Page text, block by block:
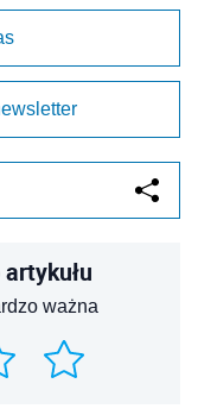
ważna